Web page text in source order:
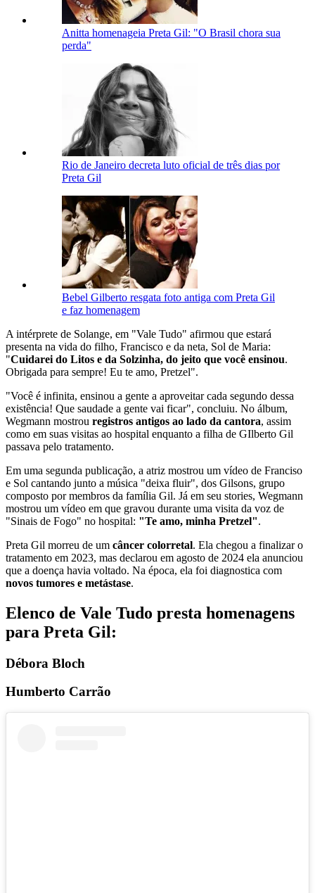
Anitta homenageia Preta Gil: "O Brasil chora sua
perda"
Rio de Janeiro decreta luto oficial de três dias por
Preta Gil
Bebel Gilberto resgata foto antiga com Preta Gil
e faz homenagem
A intérprete de Solange, em "Vale Tudo" afirmou que estará
presenta na vida do filho, Francisco e da neta, Sol de Maria:
"Cuidarei do Litos e da Solzinha, do jeito que você ensinou.
Obrigada para sempre! Eu te amo, Pretzel".
"Você é infinita, ensinou a gente a aproveitar cada segundo dessa
existência! Que saudade a gente vai ficar", concluiu. No álbum,
Wegmann mostrou registros antigos ao lado da cantora, assim
como em suas visitas ao hospital enquanto a filha de GIlberto Gil
passava pelo tratamento.
Em uma segunda publicação, a atriz mostrou um vídeo de Franciso
e Sol cantando junto a música "deixa fluir", dos Gilsons, grupo
composto por membros da família Gil. Já em seu stories, Wegmann
mostrou um vídeo em que gravou durante uma visita da voz de
"Sinais de Fogo" no hospital: "Te amo, minha Pretzel".
Preta Gil morreu de um câncer colorretal. Ela chegou a finalizar o
tratamento em 2023, mas declarou em agosto de 2024 ela anunciou
que a doença havia voltado. Na época, ela foi diagnostica com
novos tumores e metástase.
Elenco de Vale Tudo presta homenagens
para Preta Gil:
Débora Bloch
Humberto Carrão